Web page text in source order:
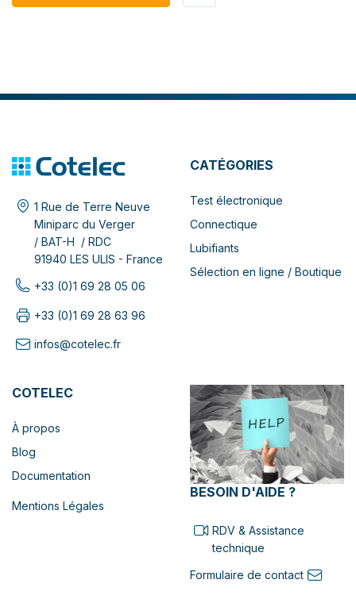
1 Rue de Terre Neuve
Miniparc du Verger
/ BAT-H / RDC
91940 LES ULIS - France
+33 (0)1 69 28 05 06
+33 (0)1 69 28 63 96
infos@cotelec.fr
CATÉGORIES
Test électronique
Connectique
Lubifiants
Sélection en ligne / Boutique
COTELEC
À propos
Blog
Documentation
Mentions Légales
BESOIN D'AIDE ?
RDV & Assistance
technique
Formulaire de contact